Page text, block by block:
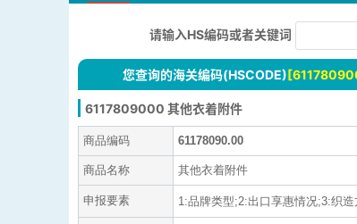
请输入HS编码或者关键词
您查询的海关编码(HSCODE)
6117809000 其他衣着附件
商品编码 61178090.00
商品名称 其他衣着附件
申报要素 1:品牌类型;2:出口享惠情况;3:织